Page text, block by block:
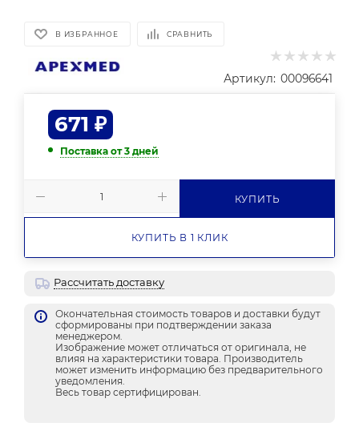
В ИЗБРАННОЕ СРАВНИТЬ
Артикул: 00096641
671 ₽
Поставка от 3 дней
КУПИТЬ
КУПИТЬ В 1 КЛИК
Рассчитать доставку
Окончательная стоимость товаров и доставки будут
сформированы при подтверждении заказа
менеджером.
Изображение может отличаться от оригинала, не
влияя на характеристики товара. Производитель
может изменить информацию без предварительного
уведомления.
Весь товар сертифицирован.